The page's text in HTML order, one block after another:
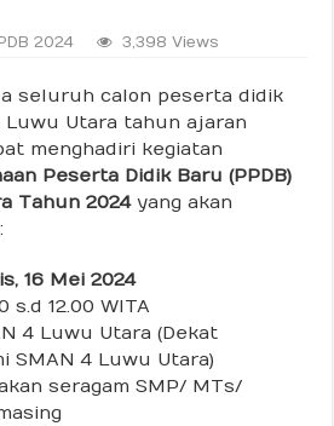
2024 3,398 Views
seluruh calon peserta didik
Luwu Utara tahun ajaran
menghadiri kegiatan
Peserta Didik Baru (PPDB)
Tahun 2024yang akan
16 Mei 2024
s.d 12.00 WITA
4 Luwu Utara (Dekat
SMAN 4 Luwu Utara)
seragam SMP/ MTs/